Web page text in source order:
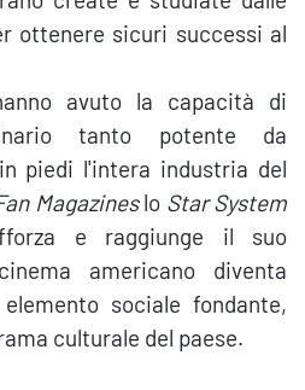
ottenere sicuri successi al
avuto la capacità di
tanto potente da
piedi l'intera industria del
Magazineslo Star System
e raggiunge il suo
americano diventa
sociale fondante,
culturale del paese.